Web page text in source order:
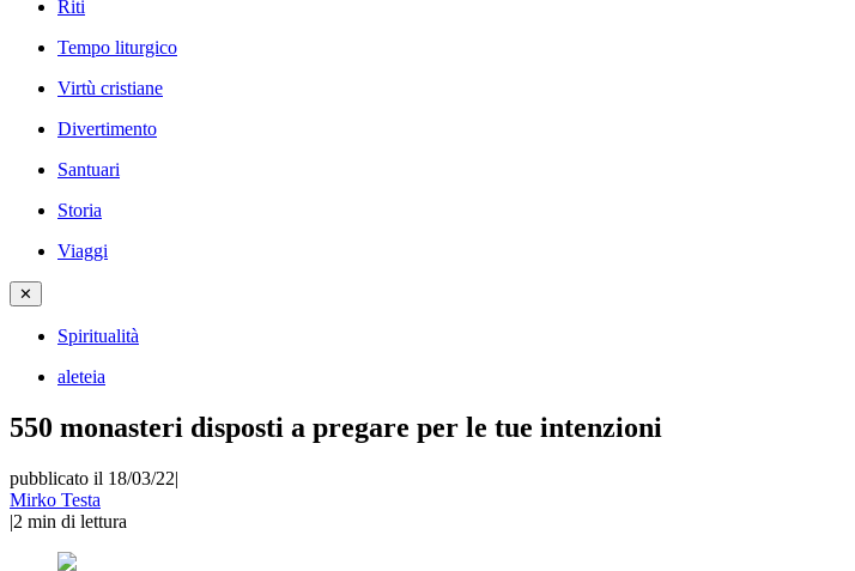
Riti
Tempo liturgico
Virtù cristiane
Divertimento
Santuari
Storia
Viaggi
✕
Spiritualità
aleteia
550 monasteri disposti a pregare per le tue intenzioni
pubblicato il 18/03/22|
Mirko Testa
|2 min di lettura